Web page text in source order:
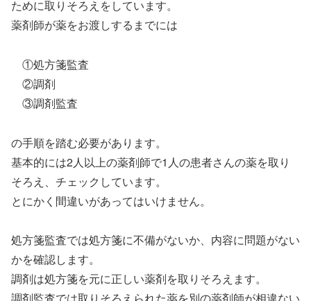
ために取りそろえをしています。
薬剤師が薬をお渡しするまでには
①処方箋監査
②調剤
③調剤監査
の手順を踏む必要があります。
基本的には2人以上の薬剤師で1人の患者さんの薬を取り
そろえ、チェックしています。
とにかく間違いがあってはいけません。
処方箋監査では処方箋に不備がないか、内容に問題がない
かを確認します。
調剤は処方箋を元に正しい薬剤を取りそろえます。